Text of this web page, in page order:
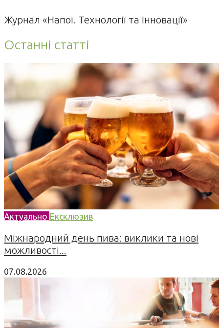
Журнал «Напої. Технології та Інновації»
Останні статті
Актуально Ексклюзив
Міжнародний день пива: виклики та нові
можливості...
07.08.2026